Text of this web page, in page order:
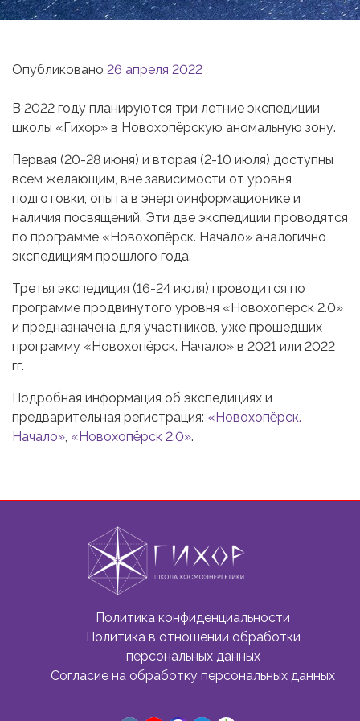
Опубликовано 26 апреля 2022
В 2022 году планируются три летние экспедиции
школы «Гихор» в Новохопёрскую аномальную зону.
Первая (20-28 июня) и вторая (2-10 июля) доступны
всем желающим, вне зависимости от уровня
подготовки, опыта в энергоинформационике и
наличия посвящений. Эти две экспедиции проводятся
по программе «Новохопёрск. Начало» аналогично
экспедициям прошлого года.
Третья экспедиция (16-24 июля) проводится по
программе продвинутого уровня «Новохопёрск 2.0»
и предназначена для участников, уже прошедших
программу «Новохопёрск. Начало» в 2021 или 2022
гг.
Подробная информация об экспедициях и
предварительная регистрация: «Новохопёрск.
Начало», «Новохопёрск 2.0».
Политика конфиденциальности
Политика в отношении обработки
персональных данных
Согласие на обработку персональных данных